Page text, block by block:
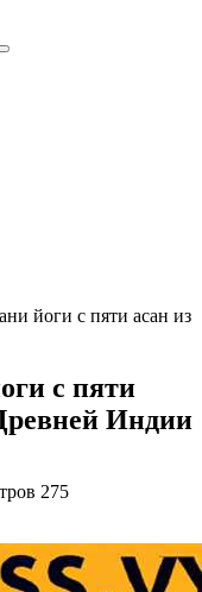
йоги с пяти асан из
с пяти
Индии
275